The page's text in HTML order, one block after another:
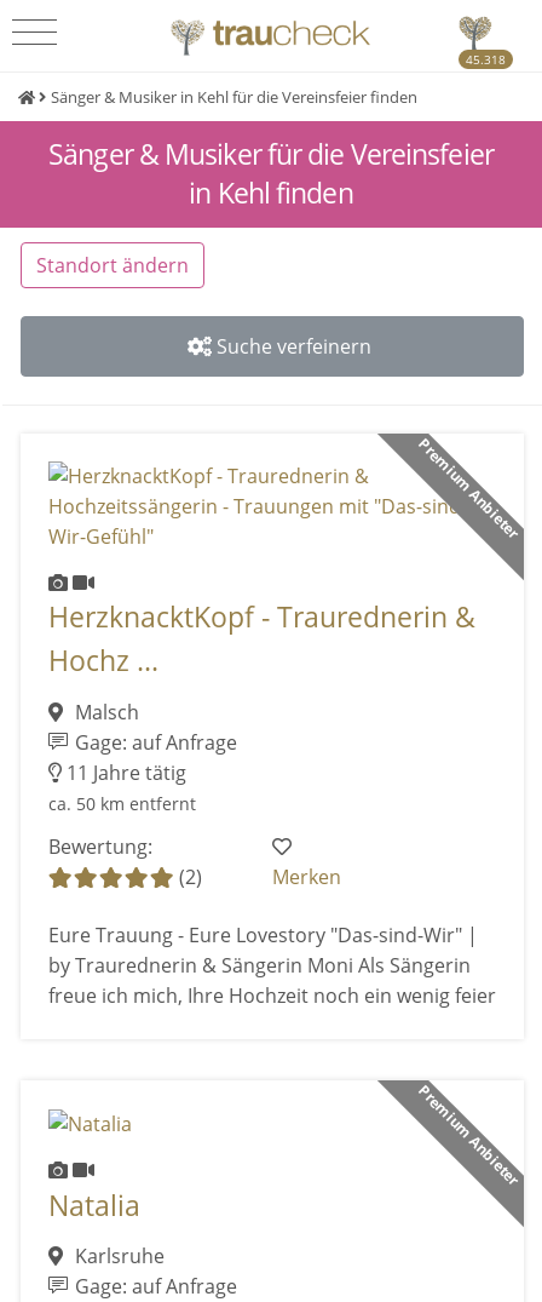
45.318
Sänger & Musiker in Kehl für die Vereinsfeier finden
Sänger & Musiker für die Vereinsfeier
in Kehl finden
Standort ändern
Suche verfeinern
Premium Anbieter
HerzknacktKopf - Traurednerin &
Hochz ...
Malsch
Gage: auf Anfrage
11 Jahre tätig
ca. 50 km entfernt
Bewertung:
(2)
Merken
Eure Trauung - Eure Lovestory "Das-sind-Wir" |
by Traurednerin & Sängerin Moni Als Sängerin
freue ich mich, Ihre Hochzeit noch ein wenig feier
Premium Anbieter
Natalia
Karlsruhe
Gage: auf Anfrage